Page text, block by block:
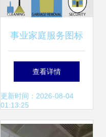
事业家庭服务图标
集 现代家政服务的
视觉革命
查看详情
更新时间：2026-08-04
01:13:25